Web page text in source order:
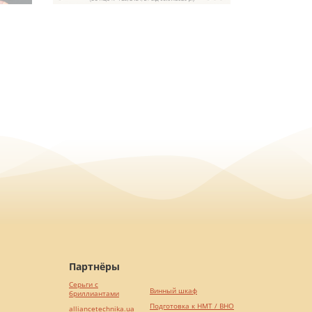
Партнёры
Серьги с
бриллиантами
alliancetechnika.ua
Винный шкаф
Подготовка к НМТ / ВНО